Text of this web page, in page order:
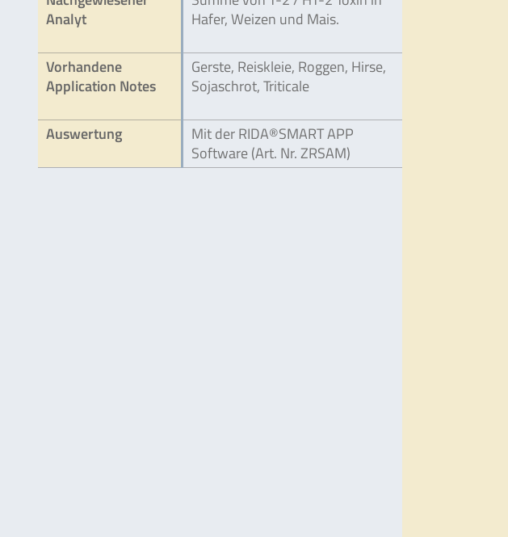
Analyt
Hafer, Weizen und Mais.
Vorhandene
Application Notes
Gerste, Reiskleie, Roggen, Hirse,
Sojaschrot, Triticale
Auswertung
Mit der RIDA®SMART APP
Software (Art. Nr. ZRSAM)